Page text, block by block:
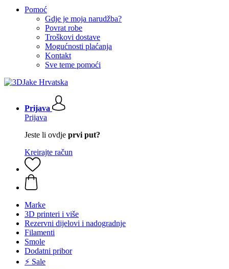
Pomoć
Gdje je moja narudžba?
Povrat robe
Troškovi dostave
Mogućnosti plaćanja
Kontakt
Sve teme pomoći
Prijava
Prijava
Jeste li ovdje prvi put?
Kreirajte račun
Marke
3D printeri i više
Rezervni dijelovi i nadogradnje
Filamenti
Smole
Dodatni pribor
⚡ Sale